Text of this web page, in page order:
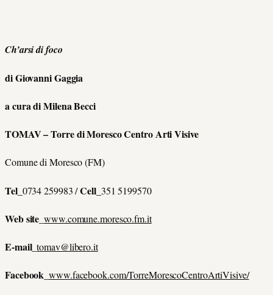
Ch’arsi di foco
di Giovanni Gaggia
a cura di Milena Becci
TOMAV – Torre di Moresco Centro Arti Visive
Comune di Moresco (FM)
Tel_ 0734 259983 /Cell_ 351 5199570
Web site_www.comune.moresco.fm.it
E-mail_tomav@libero.it
Facebook_www.facebook.com/TorreMorescoCentroArtiVisive/